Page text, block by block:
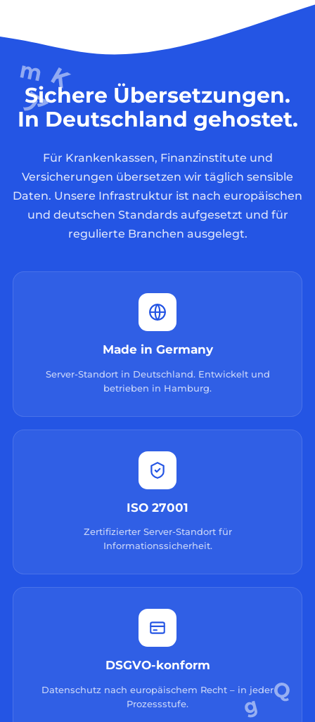
Sichere Übersetzungen.
In Deutschland gehostet.
Für Krankenkassen, Finanzinstitute und
Versicherungen übersetzen wir täglich sensible
Daten. Unsere Infrastruktur ist nach europäischen
und deutschen Standards aufgesetzt und für
regulierte Branchen ausgelegt.
Made in Germany
Server-Standort in Deutschland. Entwickelt und
betrieben in Hamburg.
ISO 27001
Zertifizierter Server-Standort für
Informationssicherheit.
DSGVO-konform
Datenschutz nach europäischem Recht – in jeder
Prozessstufe.